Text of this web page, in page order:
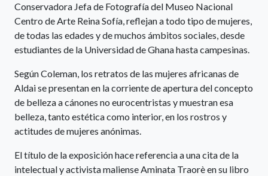
Conservadora Jefa de Fotografía del Museo Nacional
Centro de Arte Reina Sofía, reflejan a todo tipo de mujeres,
de todas las edades y de muchos ámbitos sociales, desde
estudiantes de la Universidad de Ghana hasta campesinas.
Según Coleman, los retratos de las mujeres africanas de
Aldai se presentan en la corriente de apertura del concepto
de belleza a cánones no eurocentristas y muestran esa
belleza, tanto estética como interior, en los rostros y
actitudes de mujeres anónimas.
El título de la exposición hace referencia a una cita de la
intelectual y activista maliense Aminata Traorè en su libro